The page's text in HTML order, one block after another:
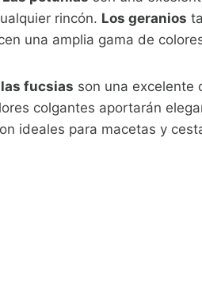
rincón. Los geranios
una amplia gama de
las fucsias son una excelente
colgantes aportarán
ideales para macetas y